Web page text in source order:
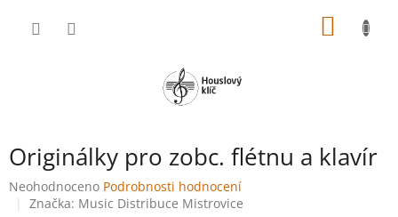
Originálky pro zobc. flétnu a klavír
Průměrné
hodnocení
Neohodnoceno Podrobnosti hodnocení
Značka: Music Distribuce Mistrovice